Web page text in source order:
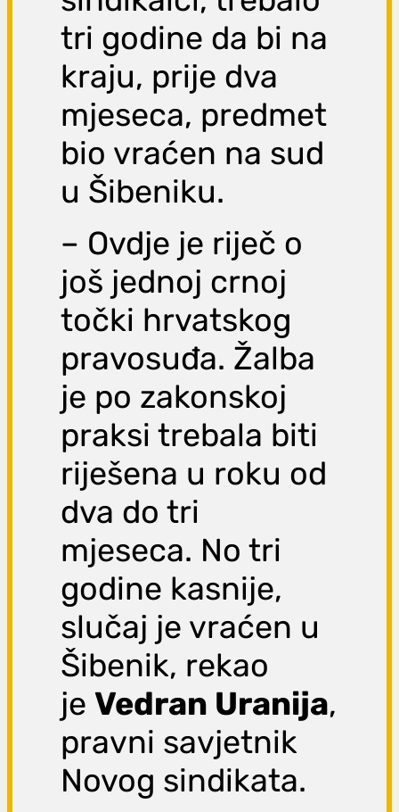
tri godine da bi na
kraju, prije dva
mjeseca, predmet
bio vraćen na sud
u Šibeniku.
– Ovdje je riječ o
još jednoj crnoj
točki hrvatskog
pravosuđa. Žalba
je po zakonskoj
praksi trebala biti
riješena u roku od
dva do tri
mjeseca. No tri
godine kasnije,
slučaj je vraćen u
Šibenik, rekao
je Vedran Uranija,
pravni savjetnik
Novog sindikata.